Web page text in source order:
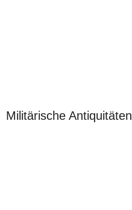
Militärische Antiquitäten